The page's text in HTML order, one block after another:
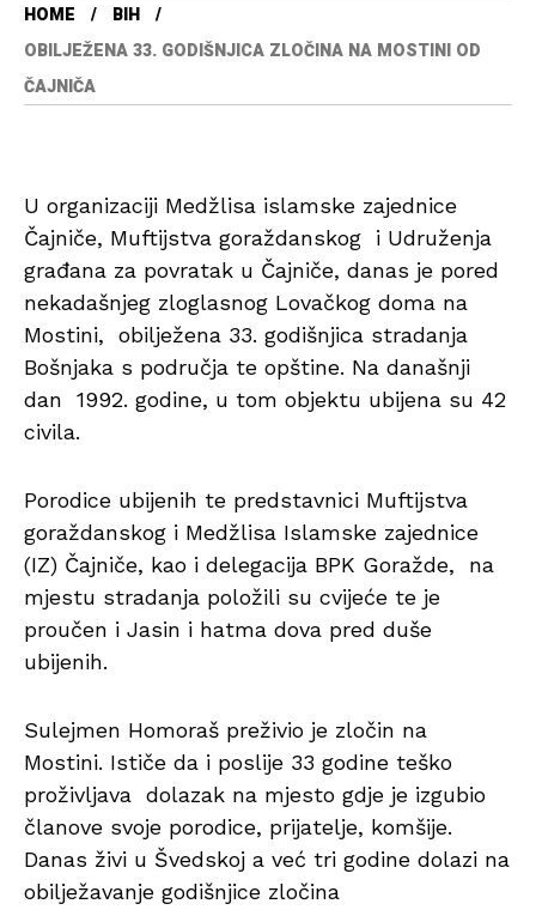
HOME
BIH
OBILJEŽENA 33. GODIŠNJICA ZLOČINA NA MOSTINI OD
ČAJNIČA
U organizaciji Medžlisa islamske zajednice
Čajniče, Muftijstva goraždanskog i Udruženja
građana za povratak u Čajniče, danas je pored
nekadašnjeg zloglasnog Lovačkog doma na
Mostini, obilježena 33. godišnjica stradanja
Bošnjaka s područja te opštine. Na današnji
dan 1992. godine, u tom objektu ubijena su 42
civila.
Porodice ubijenih te predstavnici Muftijstva
goraždanskog i Medžlisa Islamske zajednice
(IZ) Čajniče, kao i delegacija BPK Goražde, na
mjestu stradanja položili su cvijeće te je
proučen i Jasin i hatma dova pred duše
ubijenih.
Sulejmen Homoraš preživio je zločin na
Mostini. Ističe da i poslije 33 godine teško
proživljava dolazak na mjesto gdje je izgubio
članove svoje porodice, prijatelje, komšije.
Danas živi u Švedskoj a već tri godine dolazi na
obilježavanje godišnjice zločina